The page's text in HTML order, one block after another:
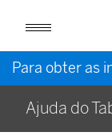
Ajuda do